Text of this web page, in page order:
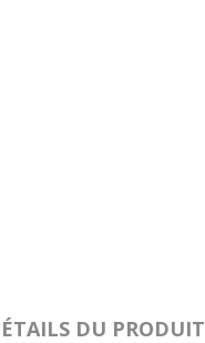
DU PRODUIT